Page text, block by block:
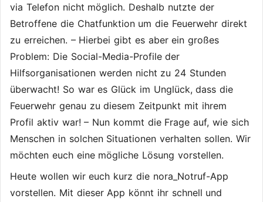
via Telefon nicht möglich. Deshalb nutzte der
Betroffene die Chatfunktion um die Feuerwehr direkt
zu erreichen. – Hierbei gibt es aber ein großes
Problem: Die Social-Media-Profile der
Hilfsorganisationen werden nicht zu 24 Stunden
überwacht! So war es Glück im Unglück, dass die
Feuerwehr genau zu diesem Zeitpunkt mit ihrem
Profil aktiv war! – Nun kommt die Frage auf, wie sich
Menschen in solchen Situationen verhalten sollen. Wir
möchten euch eine mögliche Lösung vorstellen.
Heute wollen wir euch kurz die nora_Notruf-App
vorstellen. Mit dieser App könnt ihr schnell und